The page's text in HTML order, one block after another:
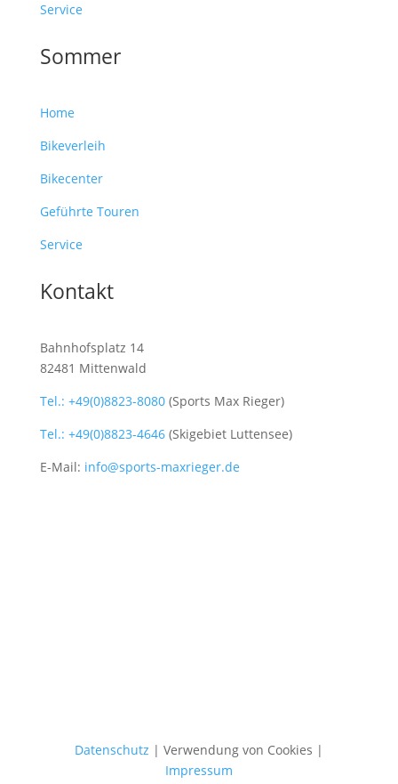
Service
Sommer
Home
Bikeverleih
Bikecenter
Geführte Touren
Service
Kontakt
Bahnhofsplatz 14
82481 Mittenwald
Tel.: +49(0)8823-8080(Sports Max Rieger)
Tel.: +49(0)8823-4646(Skigebiet Luttensee)
E-Mail: info@sports-maxrieger.de
Datenschutz | Verwendung von Cookies |
Impressum